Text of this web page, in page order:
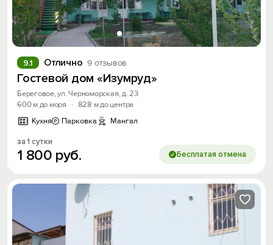
Отлично 9 отзывов
9.1
Гостевой дом «Изумруд»
Береговое, ул. Черноморская, д. 23
600 м до моря
· 828 м до центра
Кухня
Парковка Мангал
за 1 сутки
1 800 руб. Бесплатая отмена